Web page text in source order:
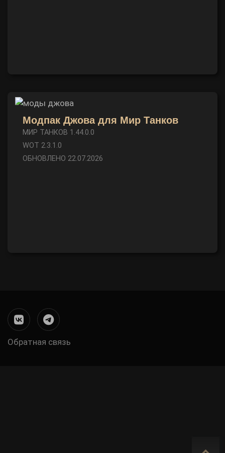
Модпак Джова для Мир Танков
МИР ТАНКОВ 1.44.0.0
WOT 2.3.1.0
ОБНОВЛЕНО 22.07.2026
Обратная связь